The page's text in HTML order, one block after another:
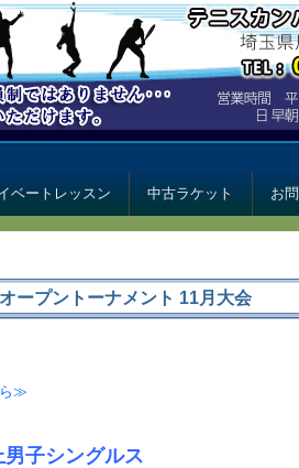
ヒルズ
ベートレッスン 中古ラケット お
ープントーナメント 11月大会
ら≫
子シングルス